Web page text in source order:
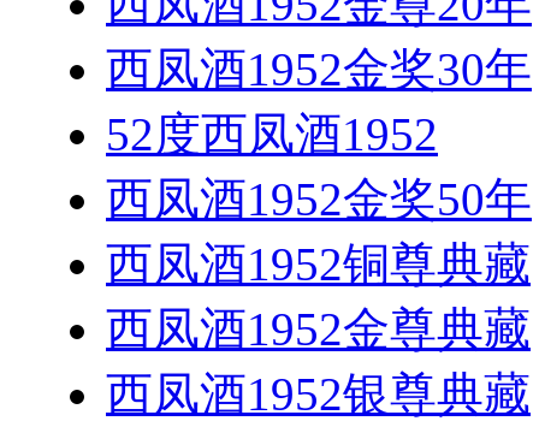
西凤酒1952金奖30年
52度西凤酒1952
西凤酒1952金奖50年
西凤酒1952铜尊典藏
西凤酒1952金尊典藏
西凤酒1952银尊典藏